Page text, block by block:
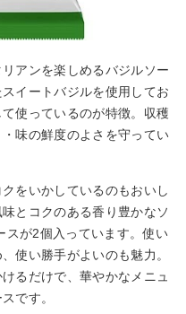
アンを楽しめるバジルソー
イートバジルを使用してお
使っているのが特徴。収穫
味の鮮度のよさを守ってい
をいかしているのもおいし
とコクのある香り豊かなソ
スが2個入っています。使い
使い勝手がよいのも魅力。
るだけで、華やかなメニュ
です。